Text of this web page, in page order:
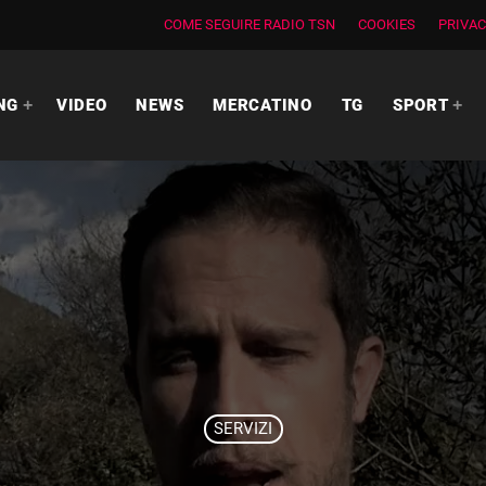
COME SEGUIRE RADIO TSN COOKIES
VIDEO NEWS MERCATINO TG SPORT
SERVIZI